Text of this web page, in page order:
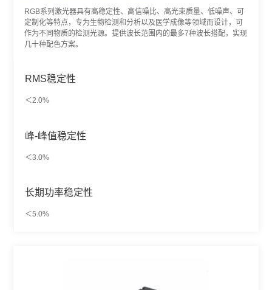
RGB系列激光器具有高稳定性、高信噪比、高光束质量、低噪声、可
定制化等特点，专为生物检测和分析以及医学成像等领域而设计，可
作为不同物质的检测光源。提供波长范围内的最多7种波长搭配，实现
几十种配色方案。
RMS稳定性
＜2.0%
峰-峰值稳定性
＜3.0%
长期功率稳定性
＜5.0%